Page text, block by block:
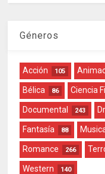
Géneros
Acción 105
Bélica 86 Ciencia
Documental 243
Fantasía 88
Romance 266
Western 140